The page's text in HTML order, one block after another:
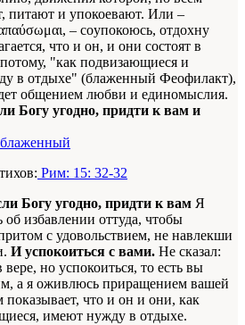
питают и упокоевают. Или –
– coyпокоюсь, отдохну
что и он, и они состоят в
"как подвизающиеся и
в отдыхе" (блаженный Феофилакт),
общением любви и единомыслия.
Богу угодно, придти к вам и
Рим: 15: 32-32
Богу угодно, придти к вам Я
избавлении оттуда, чтобы
с удовольствием, не навлекши
И успокоиться с вами. Не сказал:
вере, но успокоиться, то есть вы
а я оживлюсь приращением вашей
что и он и они, как
имеют нужду в отдыхе.